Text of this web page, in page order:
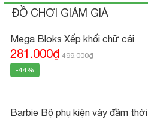
ĐỒ CHƠI GIẢM GIÁ
Mega Bloks Xếp khối chữ cái
281.000₫ 499.000₫
-44%
Barbie Bộ phụ kiện váy đầm thời